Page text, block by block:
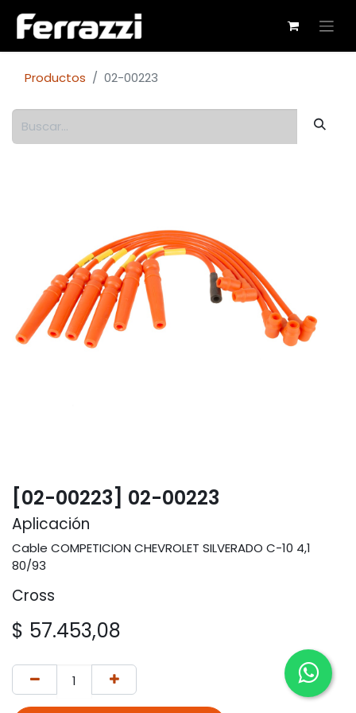
Productos 02-00223
[02-00223] 02-00223
Aplicación
Cable COMPETICION CHEVROLET SILVERADO C-10 4,1
80/93
Cross
$ 57.453,08